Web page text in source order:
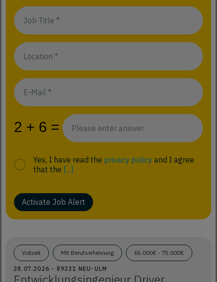
Yes, I have read the privacy policy and I agree
that the [...]
Activate Job Alert
Vollzeit Mit Berufserfahrung 65.000€ - 75.000€
28.07.2026 - 89231 NEU-ULM